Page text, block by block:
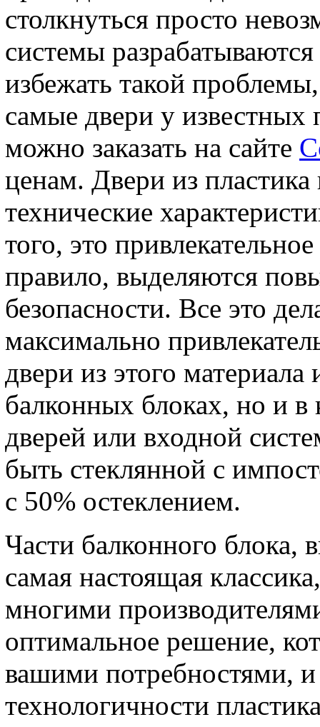
столкнуться просто
системы
избежать такой
самые двери у
можно заказать на сайте
ценам. Двери из
технические
того, это
правило, выделяются
безопасности. Все это
максимально
двери из этого
балконных блоках, но и в
дверей или входной
быть стеклянной с
с 50% остеклением.
Части балконного блока,
самая настоящая
многими
оптимальное решение,
вашими потребностями,
технологичности